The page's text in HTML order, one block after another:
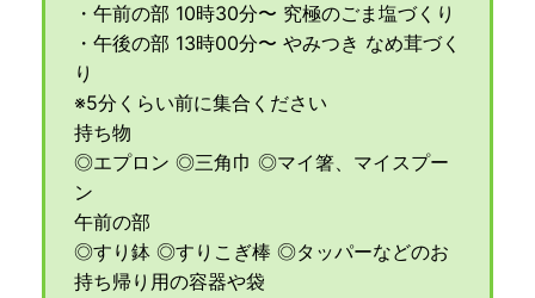
・午前の部 10時30分〜 究極のごま塩づくり
・午後の部 13時00分〜 やみつき なめ茸づく
り
※5分くらい前に集合ください
持ち物
◎エプロン ◎三角巾 ◎マイ箸、マイスプー
ン
午前の部
◎すり鉢 ◎すりこぎ棒 ◎タッパーなどのお
持ち帰り用の容器や袋